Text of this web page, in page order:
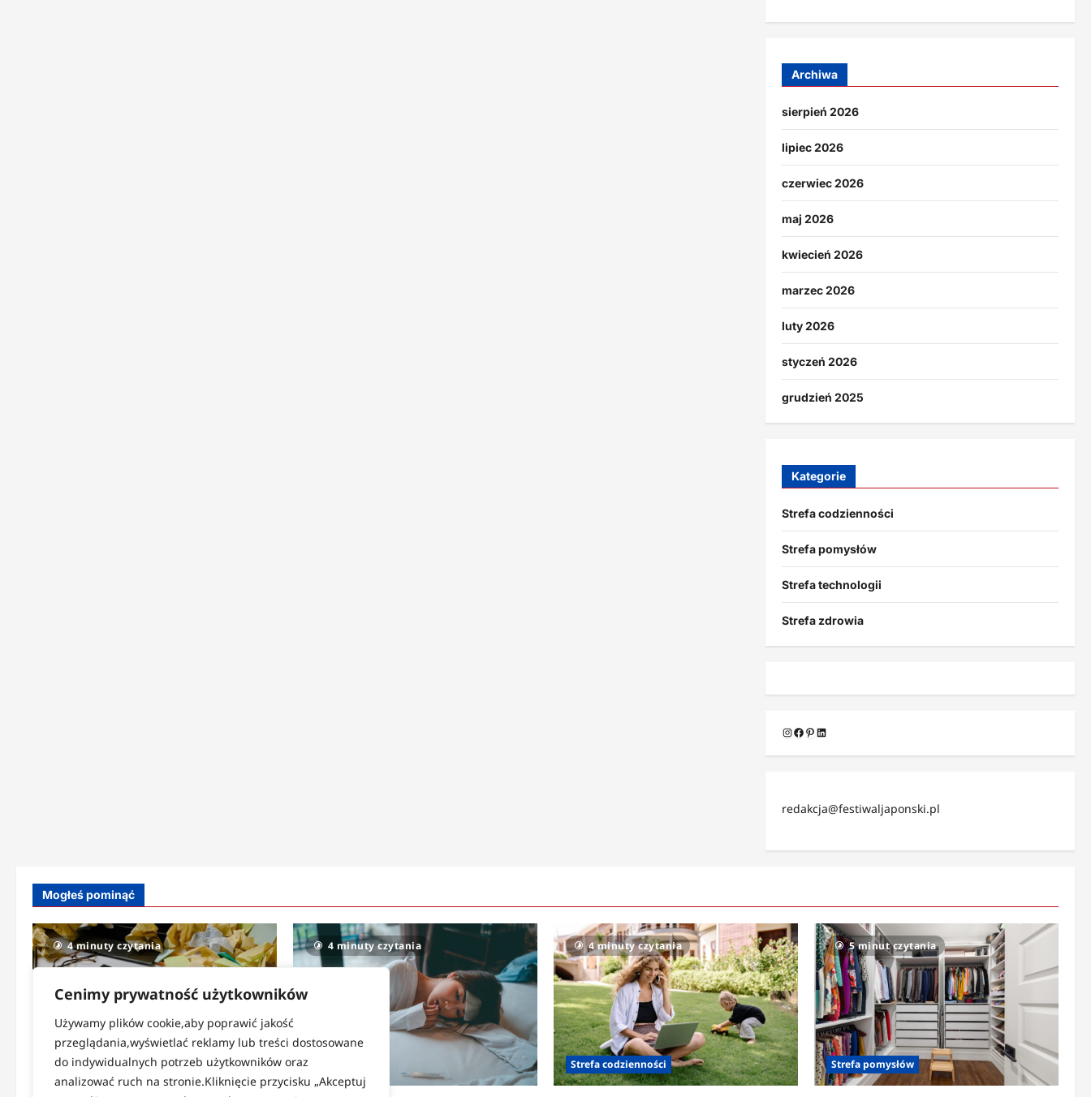
Cenimy prywatność użytkowników
Używamy plików cookie,aby poprawić jakość
przeglądania,wyświetlać reklamy lub treści dostosowane
do indywidualnych potrzeb użytkowników oraz
analizować ruch na stronie.Kliknięcie przycisku „Akceptuj
Archiwa
sierpień 2026
lipiec 2026
czerwiec 2026
maj 2026
kwiecień 2026
marzec 2026
luty 2026
styczeń 2026
grudzień 2025
Kategorie
Strefa codzienności
Strefa pomysłów
Strefa technologii
Strefa zdrowia
Instagram
Facebook
Pinterest
LinkedIn
redakcja@festiwaljaponski.pl
Mogłeś pominąć
4 minuty czytania
Strefa codzienności
4 minuty czytania 4 minuty czytania
Strefa codzienności
5 minut czytania
Strefa pomysłów